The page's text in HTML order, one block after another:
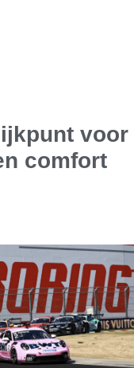
voor
comfort